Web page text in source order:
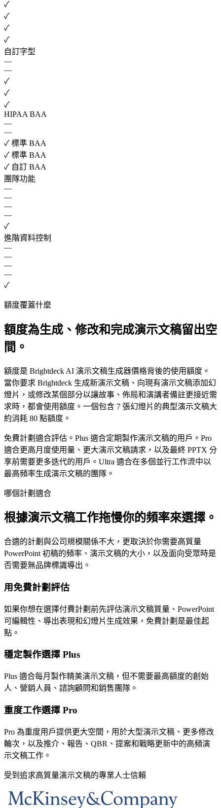
✓
✓
✓
✓
自訂字型
—
—
✓
✓
✓
HIPAA BAA
—
—
✓ 標準 BAA
✓ 標準 BAA
✓ 自訂 BAA
團隊功能
—
—
—
—
✓
進階資料控制
—
—
—
—
✓
額度覆蓋什麼
額度為生成、修改和完成演示文稿留出空
間。
額度是 Brightdeck AI 演示文稿生成器價格背後的使用額度。
當你要求 Brightdeck 生成新演示文稿、向現有演示文稿添加幻
燈片，或修改某個部分以讓故事、佈局和演講者備註更接近需
求時，都會使用額度。一個包含 7 張幻燈片的典型演示文稿大
約消耗 80 點額度。
免費計劃適合評估。Plus 適合定期製作演示文稿的用戶。Pro
適合更高月度使用量、更大演示文稿請求，以及最終 PPTX 分
享前需要更多迭代的用戶。Ultra 適合在多個並行工作流中以
最高頻率生成演示文稿的團隊。
哪個計劃適合
根據演示文稿工作拖慢你的頻率來選擇。
合適的計劃與公司規模關係不大，更取決於你需要高質量
PowerPoint 初稿的頻率、演示文稿的大小，以及面向受眾時是
否需要無品牌標識導出。
用免費計劃評估
如果你想在選擇付費計劃前先評估演示文稿質量、PowerPoint
可編輯性、導出表現和幻燈片生成效果，免費計劃是最佳起
點。
穩定製作選擇 Plus
Plus 適合每月製作精美演示文稿，但不需要最高額度的創始
人、營銷人員、諮詢顧問和銷售團隊。
重度工作選擇 Pro
Pro 為重度用戶提供更大空間，用於大型演示文稿、更多修改
輪次，以及推介、報告、QBR、提案和戰略更新中的高頻演
示文稿工作。
受到追求高質量演示文稿的專業人士信賴